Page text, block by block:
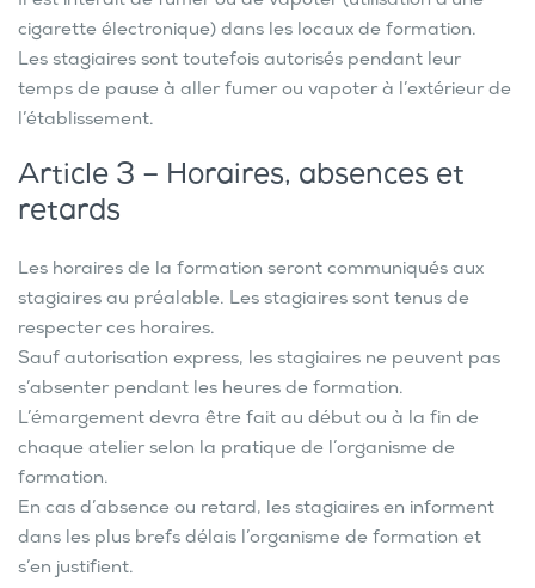
cigarette électronique) dans les locaux de formation.
Les stagiaires sont toutefois autorisés pendant leur
temps de pause à aller fumer ou vapoter à l’extérieur de
l’établissement.
Article 3 – Horaires, absences et
retards
Les horaires de la formation seront communiqués aux
stagiaires au préalable. Les stagiaires sont tenus de
respecter ces horaires.
Sauf autorisation express, les stagiaires ne peuvent pas
s’absenter pendant les heures de formation.
L’émargement devra être fait au début ou à la fin de
chaque atelier selon la pratique de l’organisme de
formation.
En cas d’absence ou retard, les stagiaires en informent
dans les plus brefs délais l’organisme de formation et
s’en justifient.